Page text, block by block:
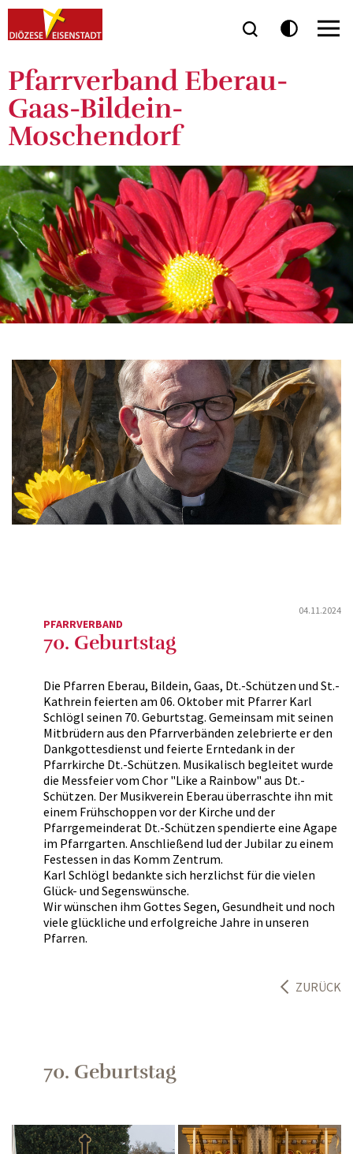
Pfarrverband Eberau-
Gaas-Bildein-
Moschendorf
04.11.2024
PFARRVERBAND
70. Geburtstag
Die Pfarren Eberau, Bildein, Gaas, Dt.-Schützen und St.-
Kathrein feierten am 06. Oktober mit Pfarrer Karl
Schlögl seinen 70. Geburtstag. Gemeinsam mit seinen
Mitbrüdern aus den Pfarrverbänden zelebrierte er den
Dankgottesdienst und feierte Erntedank in der
Pfarrkirche Dt.-Schützen. Musikalisch begleitet wurde
die Messfeier vom Chor "Like a Rainbow" aus Dt.-
Schützen. Der Musikverein Eberau überraschte ihn mit
einem Frühschoppen vor der Kirche und der
Pfarrgemeinderat Dt.-Schützen spendierte eine Agape
im Pfarrgarten. Anschließend lud der Jubilar zu einem
Festessen in das Komm Zentrum.
Karl Schlögl bedankte sich herzlichst für die vielen
Glück- und Segenswünsche.
Wir wünschen ihm Gottes Segen, Gesundheit und noch
viele glückliche und erfolgreiche Jahre in unseren
Pfarren.
ZURÜCK
70. Geburtstag